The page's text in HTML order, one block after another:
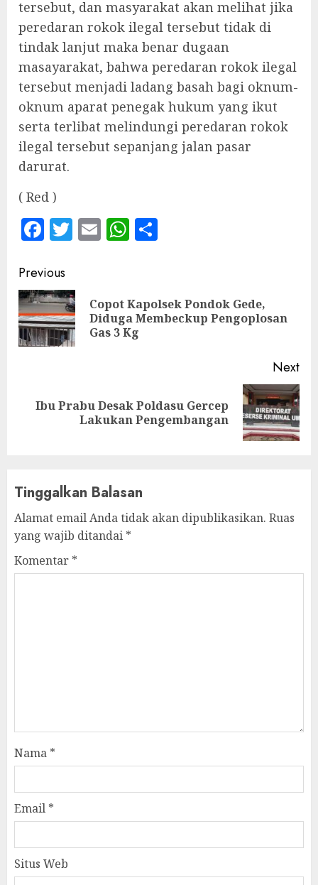
tersebut, dan masyarakat akan melihat jika
peredaran rokok ilegal tersebut tidak di
tindak lanjut maka benar dugaan
masayarakat, bahwa peredaran rokok ilegal
tersebut menjadi ladang basah bagi oknum-
oknum aparat penegak hukum yang ikut
serta terlibat melindungi peredaran rokok
ilegal tersebut sepanjang jalan pasar
darurat.
( Red )
Facebook
Twitter
EmailWhatsApp
Continue
Reading
Previous
‎Copot Kapolsek Pondok Gede,
Diduga Membeckup Pengoplosan
Gas 3 Kg
Next
NextIbu Prabu Desak Poldasu Gercep
Lakukan Pengembangan
Tinggalkan Balasan
Alamat email Anda tidak akan dipublikasikan. Ruas
yang wajib ditandai *
Komentar *
Nama *
Email *
Situs Web